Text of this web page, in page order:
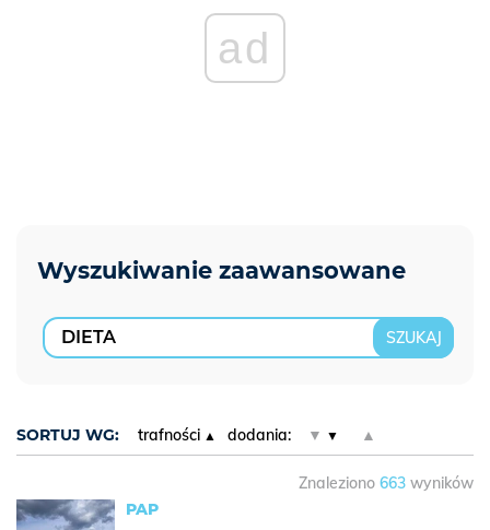
ad
SORTUJ WG: trafności dodania: ▼ ▲
Znaleziono 663 wyników
PAP